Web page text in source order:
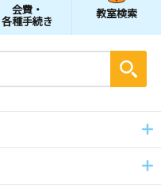
会費・
各種手続き
教室検索